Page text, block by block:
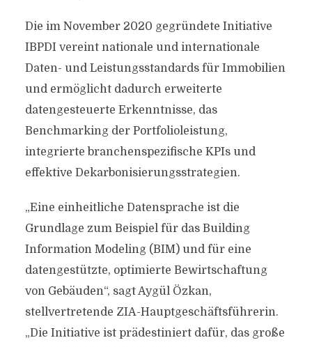
Die im November 2020 gegründete Initiative
IBPDI vereint nationale und internationale
Daten- und Leistungsstandards für Immobilien
und ermöglicht dadurch erweiterte
datengesteuerte Erkenntnisse, das
Benchmarking der Portfolioleistung,
integrierte branchenspezifische KPIs und
effektive Dekarbonisierungsstrategien.
„Eine einheitliche Datensprache ist die
Grundlage zum Beispiel für das Building
Information Modeling (BIM) und für eine
datengestützte, optimierte Bewirtschaftung
von Gebäuden“, sagt Aygül Özkan,
stellvertretende ZIA-Hauptgeschäftsführerin.
„Die Initiative ist prädestiniert dafür, das große